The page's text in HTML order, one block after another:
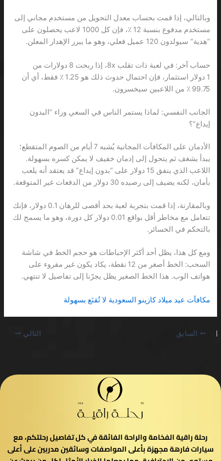
وبالتالي، إذا قمت بحساب معدل التحويل من مستخدم مجاني إلى
مستخدم مدفوع بنسبة 12 ٪، فإن كل 1000 لاعب يحصلون على
“هدية” سيولدون 120 عميل فعلي، وهو ما يبرر الإهدار المعلن.
حساب آخر: في لعبة ذات تقلب 8x، إذا ربحت 8 دولارات من
1 دولار استثمار، فإن احتمال حدوث ذلك هو 1.25 ٪ فقط، أي أن
99.75 ٪ من اللاعبين سيخسرون.
الجانب النفسي: لماذا يستمر الناس في السعي وراء “البدون
إيداع”؟
الأدمان على المكافآت المجانية يُشبه 7 أيام من الصوم المتقطع؛
يبدأ بشغف ثم يتحول إلى إدمان خفيف لا يمكن كسره بسهولة.
اللاعب الذي ينفق 15 دولار على “بدون إيداع” قد يعتقد أنه يلعب
بأمان، لكنه يضيف إلى رصيده 30 دولار من الدفعات غير المتوقعة.
وبالمقارنة، إذا قمت بتجربة لعبة بحد أقصى للرهان 0.1 دولار، فإنك
تتعامل مع مخاطر أقل بواقع 0.01 دولار كل دورة، وهو ما يسمح لك
بالتحكم في الخسائر.
ومع كل هذا، يظل أحد أكثر الإحباطات هو حجم الخط في شاشة
السحب: الخط أصغر من 12 نقطة، يكاد يكون غير مقروء على
هواتف الوب. هذا الخط الصغير يظل يجرّنا إلى تفاصيل لا تنتهي.
مكافآت عيد ميلاد كازينو السعودية لا تُقنَع بسهولة
السابق التالي
رحلة راقية الفخامة والراحة الفائقة في كل تفاصيل رحلتكم، مع
سيارات فارهة مجهزة بأعلى المواصفات وسائقين مدربين على أعلى